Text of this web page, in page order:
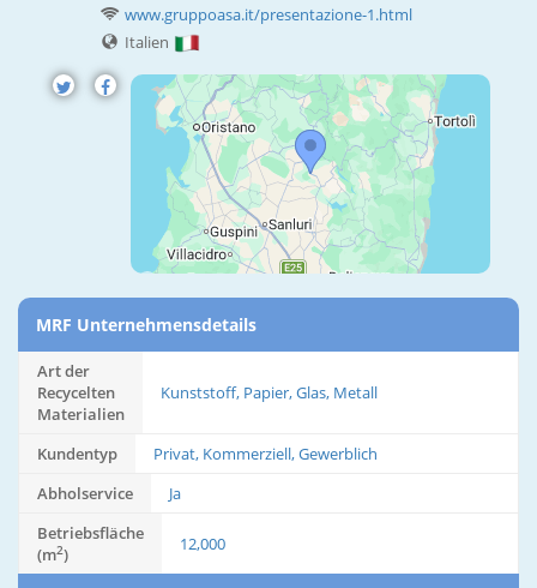
www.gruppoasa.it/presentazione-1.html
Italien
MRF Unternehmensdetails
Art der
Recycelten
Materialien
Kunststoff, Papier, Glas, Metall
Kundentyp
Privat, Kommerziell, Gewerblich
Abholservice
Ja
Betriebsfläche
(m2) 12,000